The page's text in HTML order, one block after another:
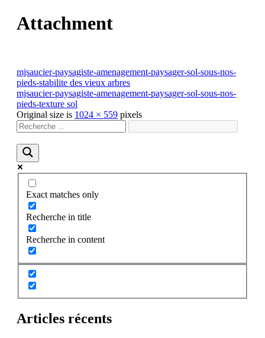
Attachment
mjsaucier-paysagiste-amenagement-paysager-sol-sous-nos-
pieds-stabilite des vieux arbres
mjsaucier-paysagiste-amenagement-paysager-sol-sous-nos-
pieds-texture sol
Original size is 1024 × 559 pixels
Exact matches only
Recherche in title
Recherche in content
Articles récents